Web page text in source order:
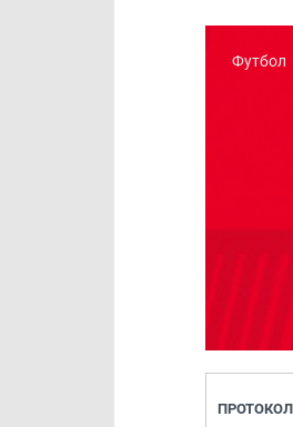
Футбол
ПРОТОКОЛ